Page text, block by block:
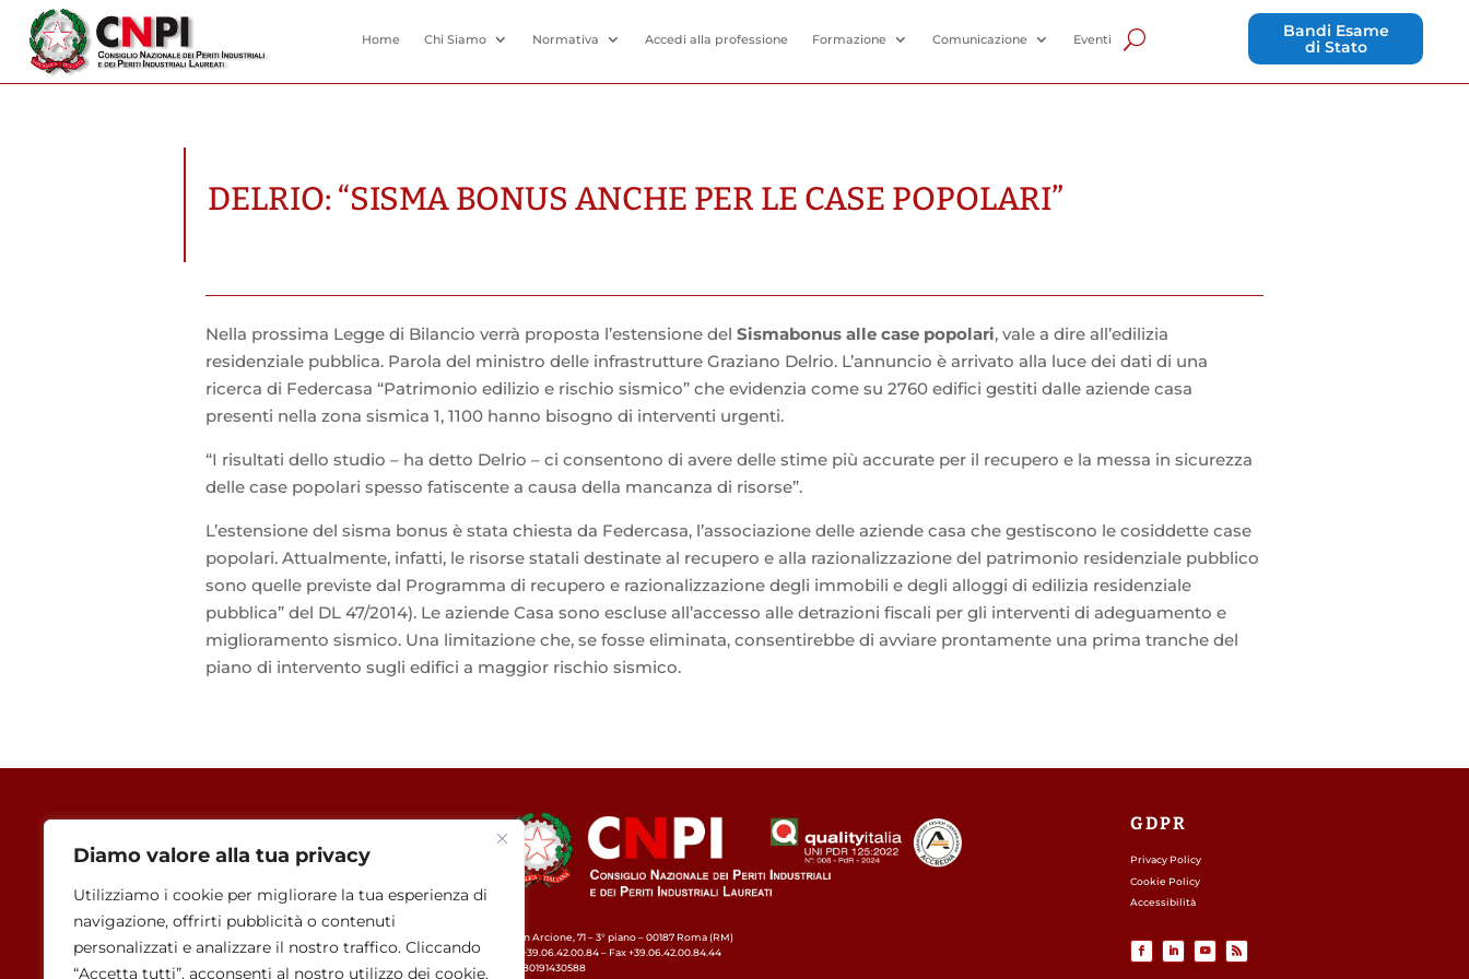
Diamo valore alla tua privacy
Utilizziamo i cookie per migliorare la tua esperienza di
navigazione, offrirti pubblicità o contenuti
personalizzati e analizzare il nostro traffico. Cliccando
“Accetta tutti”, acconsenti al nostro utilizzo dei cookie.
Home Chi Siamo Normativa Accedi alla professione Formazione Comunicazione Eventi
Bandi Esame
di Stato
DELRIO: “SISMA BONUS ANCHE PER LE CASE POPOLARI”
Nella prossima Legge di Bilancio verrà proposta l’estensione delSismabonus alle case popolari, vale a dire all’edilizia
residenziale pubblica. Parola del ministro delle infrastrutture Graziano Delrio. L’annuncio è arrivato alla luce dei dati di una
ricerca di Federcasa “Patrimonio edilizio e rischio sismico” che evidenzia come su 2760 edifici gestiti dalle aziende casa
presenti nella zona sismica 1, 1100 hanno bisogno di interventi urgenti.
“I risultati dello studio – ha detto Delrio – ci consentono di avere delle stime più accurate per il recupero e la messa in sicurezza
delle case popolari spesso fatiscente a causa della mancanza di risorse”.
L’estensione del sisma bonus è stata chiesta da Federcasa, l’associazione delle aziende casa che gestiscono le cosiddette case
popolari. Attualmente, infatti, le risorse statali destinate al recupero e alla razionalizzazione del patrimonio residenziale pubblico
sono quelle previste dal Programma di recupero e razionalizzazione degli immobili e degli alloggi di edilizia residenziale
pubblica” del DL 47/2014). Le aziende Casa sono escluse all’accesso alle detrazioni fiscali per gli interventi di adeguamento e
miglioramento sismico. Una limitazione che, se fosse eliminata, consentirebbe di avviare prontamente una prima tranche del
piano di intervento sugli edifici a maggior rischio sismico.
ALBO UNICO FINO AL 2025
ALBO UNICO DAL 2026
Via in Arcione, 71 – 3° piano – 00187 Roma (RM)
Tel. +39.06.42.00.84 – Fax +39.06.42.00.84.44
C.F. 80191430588
GDPR
Privacy Policy
Cookie Policy
Accessibilità